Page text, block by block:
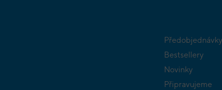
Předobjednávky
Bestsellery
Novinky
Připravujeme